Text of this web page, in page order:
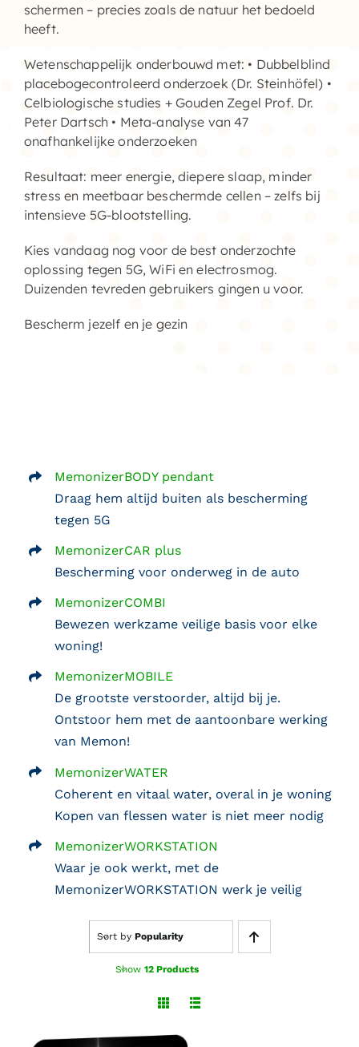
schermen – precies zoals de natuur het bedoeld
heeft.
Wetenschappelijk onderbouwd met: • Dubbelblind
placebogecontroleerd onderzoek (Dr. Steinhöfel) •
Celbiologische studies + Gouden Zegel Prof. Dr.
Peter Dartsch • Meta-analyse van 47
onafhankelijke onderzoeken
Resultaat: meer energie, diepere slaap, minder
stress en meetbaar beschermde cellen – zelfs bij
intensieve 5G-blootstelling.
Kies vandaag nog voor de best onderzochte
oplossing tegen 5G,WiFi enelectrosmog.
Duizenden tevreden gebruikers gingen u voor.
Bescherm jezelf en je gezin
MemonizerBODY pendant
Draag hem altijd buiten als bescherming
tegen 5G
MemonizerCAR plus
Bescherming voor onderweg in de auto
MemonizerCOMBI
Bewezen werkzame veilige basis voor elke
woning!
MemonizerMOBILE
De grootste verstoorder, altijd bij je.
Ontstoor hem met de aantoonbare werking
van Memon!
MemonizerWATER
Coherent en vitaal water, overal in je woning
Kopen van flessen water is niet meer nodig
MemonizerWORKSTATION
Waar je ook werkt, met de
MemonizerWORKSTATION werk je veilig
Sort by Popularity
Show 12 Products